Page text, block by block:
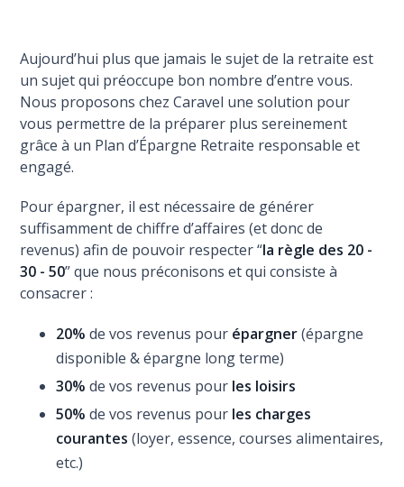
Aujourd’hui plus que jamais le sujet de la retraite est
un sujet qui préoccupe bon nombre d’entre vous.
Nous proposons chez Caravel une solution pour
vous permettre de la préparer plus sereinement
grâce à un Plan d’Épargne Retraite responsable et
engagé.
Pour épargner, il est nécessaire de générer
suffisamment de chiffre d’affaires (et donc de
revenus) afin de pouvoir respecter “la règle des 20 -
30 - 50” que nous préconisons et qui consiste à
consacrer :
20% de vos revenus pour épargner(épargne
disponible & épargne long terme)
30% de vos revenus pour les loisirs
50% de vos revenus pour les charges
courantes (loyer, essence, courses alimentaires,
etc.)